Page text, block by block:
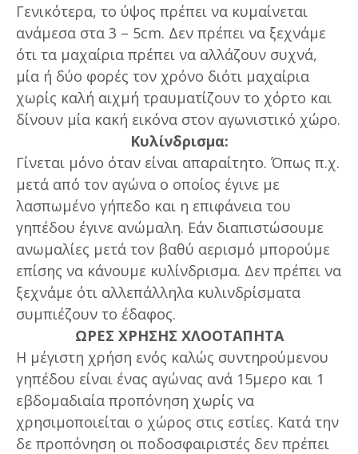
Γενικότερα, το ύψος πρέπει να κυμαίνεται
ανάμεσα στα 3 – 5cm. Δεν πρέπει να ξεχνάμε
ότι τα μαχαίρια πρέπει να αλλάζουν συχνά,
μία ή δύο φορές τον χρόνο διότι μαχαίρια
χωρίς καλή αιχμή τραυματίζουν το χόρτο και
δίνουν μία κακή εικόνα στον αγωνιστικό χώρο.
Κυλίνδρισμα:
Γίνεται μόνο όταν είναι απαραίτητο. Όπως π.χ.
μετά από τον αγώνα ο οποίος έγινε με
λασπωμένο γήπεδο και η επιφάνεια του
γηπέδου έγινε ανώμαλη. Εάν διαπιστώσουμε
ανωμαλίες μετά τον βαθύ αερισμό μπορούμε
επίσης να κάνουμε κυλίνδρισμα. Δεν πρέπει να
ξεχνάμε ότι αλλεπάλληλα κυλινδρίσματα
συμπιέζουν το έδαφος.
ΩΡΕΣ ΧΡΗΣΗΣ ΧΛΟΟΤΑΠΗΤΑ
Η μέγιστη χρήση ενός καλώς συντηρούμενου
γηπέδου είναι ένας αγώνας ανά 15μερο και 1
εβδομαδιαία προπόνηση χωρίς να
χρησιμοποιείται ο χώρος στις εστίες. Κατά την
δε προπόνηση οι ποδοσφαιριστές δεν πρέπει